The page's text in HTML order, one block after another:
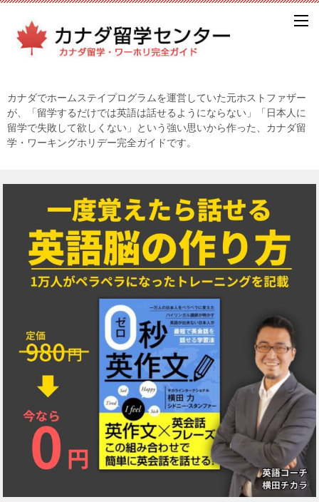
カナダでホームステイプログラムを運営していた元ホストファザー
が、「留学するだけでは英語は話せるようにならない」「日本人に
留学で失敗して欲しくない」という強い思いから作った、カナダ留
学・ワーキングホリデー完全ガイドです。